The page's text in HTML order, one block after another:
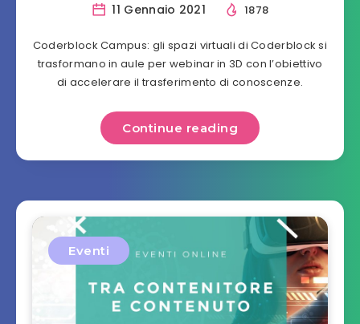
11 Gennaio 2021
1878
Coderblock Campus: gli spazi virtuali di Coderblock si
trasformano in aule per webinar in 3D con l’obiettivo
di accelerare il trasferimento di conoscenze.
Continue reading
Eventi